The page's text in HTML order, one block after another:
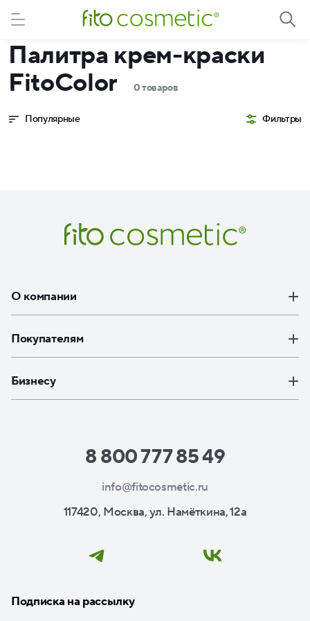
Палитра крем-краски
FitoColor
0 товаров
Популярные Фильтры
О компании
Покупателям
Бизнесу
8 800 777 85 49
info@fitocosmetic.ru
117420, Москва, ул. Намёткина, 12а
Подписка на рассылку